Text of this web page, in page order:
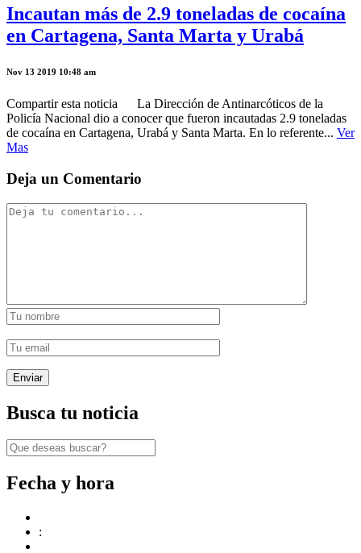
Incautan más de 2.9 toneladas de cocaína
en Cartagena, Santa Marta y Urabá
Nov 13 2019 10:48 am
Compartir esta noticia La Dirección de Antinarcóticos de la
Policía Nacional dio a conocer que fueron incautadas 2.9 toneladas
de cocaína en Cartagena, Urabá y Santa Marta. En lo referente... Ver
Mas
Deja un Comentario
Busca tu noticia
Fecha y hora
: